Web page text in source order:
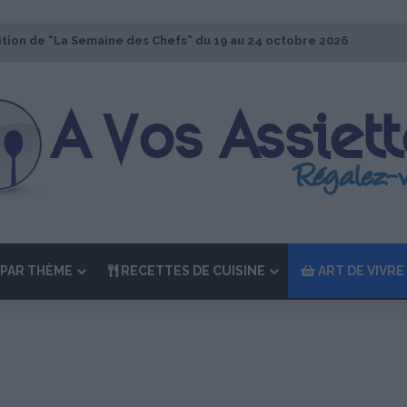
de “La Semaine des Chefs” du 19 au 24 octobre 2026
THÈME RECETTES DE CUISINE ART DE VIVRE